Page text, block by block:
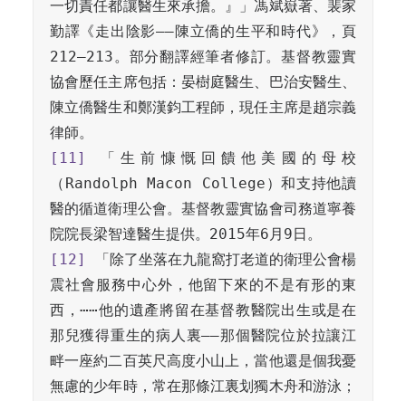
一切責任都讓醫生來承擔。』」馮斌嶽著、裴家
勤譯《走出陰影——陳立僑的生平和時代》，頁
212–213。部分翻譯經筆者修訂。基督教靈實
協會歷任主席包括：晏樹庭醫生、巴治安醫生、
陳立僑醫生和鄭漢鈞工程師，現任主席是趙宗義
[11]
「生前慷慨回饋他美國的母校
（Randolph Macon College）和支持他讀
醫的循道衛理公會。基督教靈實協會司務道寧養
[12]
「除了坐落在九龍窩打老道的衛理公會楊
震社會服務中心外，他留下來的不是有形的東
西，⋯⋯他的遺產將留在基督教醫院出生或是在
那兒獲得重生的病人裏——那個醫院位於拉讓江
畔一座約二百英尺高度小山上，當他還是個我憂
無慮的少年時，常在那條江裏划獨木舟和游泳；